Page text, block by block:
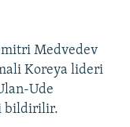
Medvedev
Koreya lideri
Ude
bildirilir.